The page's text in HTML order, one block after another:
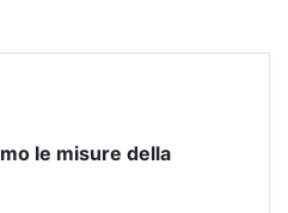
le misure della